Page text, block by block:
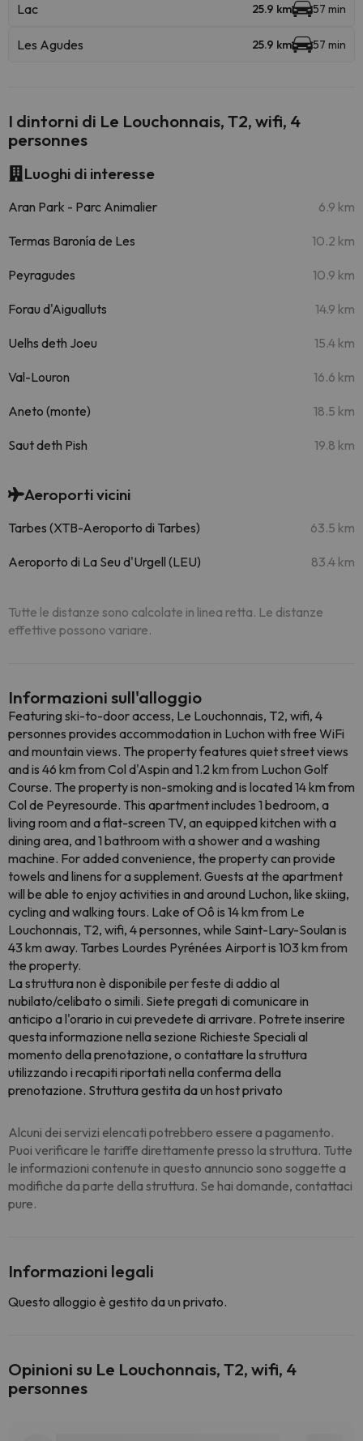
Lac 25.9 km 57 min
Les Agudes 25.9 km 57 min
I dintorni di Le Louchonnais, T2, wifi, 4
personnes
Luoghi di interesse
Aran Park - Parc Animalier 6.9 km
Termas Baronía de Les 10.2 km
Peyragudes 10.9 km
Forau d'Aigualluts 14.9 km
Uelhs deth Joeu 15.4 km
Val-Louron 16.6 km
Aneto (monte) 18.5 km
Saut deth Pish 19.8 km
Aeroporti vicini
Tarbes (XTB-Aeroporto di Tarbes) 63.5 km
Aeroporto di La Seu d'Urgell (LEU) 83.4 km
Tutte le distanze sono calcolate in linea retta. Le distanze
effettive possono variare.
Informazioni sull'alloggio
Featuring ski-to-door access, Le Louchonnais, T2, wifi, 4
personnes provides accommodation in Luchon with free WiFi
and mountain views. The property features quiet street views
and is 46 km from Col d'Aspin and 1.2 km from Luchon Golf
Course. The property is non-smoking and is located 14 km from
Col de Peyresourde. This apartment includes 1 bedroom, a
living room and a flat-screen TV, an equipped kitchen with a
dining area, and 1 bathroom with a shower and a washing
machine. For added convenience, the property can provide
towels and linens for a supplement. Guests at the apartment
will be able to enjoy activities in and around Luchon, like skiing,
cycling and walking tours. Lake of Oô is 14 km from Le
Louchonnais, T2, wifi, 4 personnes, while Saint-Lary-Soulan is
43 km away. Tarbes Lourdes Pyrénées Airport is 103 km from
the property.
La struttura non è disponibile per feste di addio al
nubilato/celibato o simili. Siete pregati di comunicare in
anticipo a l'orario in cui prevedete di arrivare. Potrete inserire
questa informazione nella sezione Richieste Speciali al
momento della prenotazione, o contattare la struttura
utilizzando i recapiti riportati nella conferma della
prenotazione. Struttura gestita da un host privato
Alcuni dei servizi elencati potrebbero essere a pagamento.
Puoi verificare le tariffe direttamente presso la struttura. Tutte
le informazioni contenute in questo annuncio sono soggette a
modifiche da parte della struttura. Se hai domande, contattaci
pure.
Informazioni legali
Questo alloggio è gestito da un privato.
Opinioni su Le Louchonnais, T2, wifi, 4
personnes